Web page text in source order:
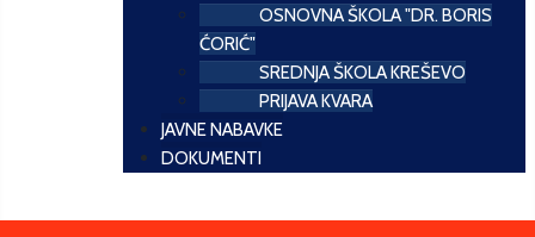
OSNOVNA ŠKOLA "DR. BORIS
ĆORIĆ"
SREDNJA ŠKOLA KREŠEVO
PRIJAVA KVARA
JAVNE NABAVKE
DOKUMENTI